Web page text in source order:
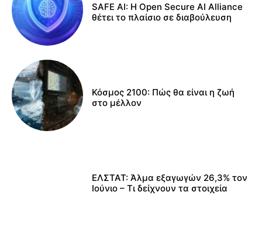
SAFE AI: Η Open Secure AI Alliance
θέτει το πλαίσιο σε διαβούλευση
Κόσμος 2100: Πώς θα είναι η ζωή
στο μέλλον
ΕΛΣΤΑΤ: Άλμα εξαγωγών 26,3% τον
Ιούνιο – Τι δείχνουν τα στοιχεία